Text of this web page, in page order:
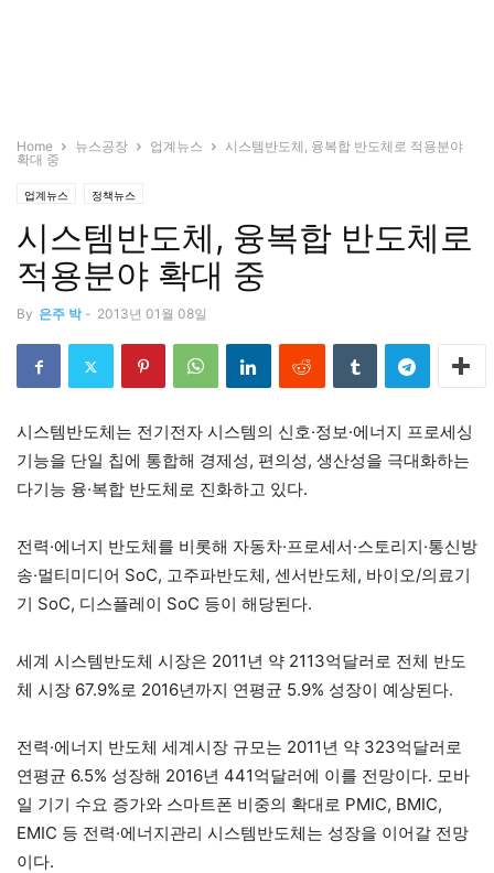
Home 뉴스공장 업계뉴스
시스템반도체, 융복합 반도체로 적용분야
확대 중
업계뉴스 정책뉴스
시스템반도체, 융복합 반도체로
적용분야 확대 중
By 은주 박 - 2013년 01월 08일
시스템반도체는 전기전자 시스템의 신호·정보·에너지 프로세싱
기능을 단일 칩에 통합해 경제성, 편의성, 생산성을 극대화하는
다기능 융·복합 반도체로 진화하고 있다.
전력·에너지 반도체를 비롯해 자동차·프로세서·스토리지·통신방
송·멀티미디어 SoC, 고주파반도체, 센서반도체, 바이오/의료기
기 SoC, 디스플레이 SoC 등이 해당된다.
세계 시스템반도체 시장은 2011년 약 2113억달러로 전체 반도
체 시장 67.9%로 2016년까지 연평균 5.9% 성장이 예상된다.
전력·에너지 반도체 세계시장 규모는 2011년 약 323억달러로
연평균 6.5% 성장해 2016년 441억달러에 이를 전망이다. 모바
일 기기 수요 증가와 스마트폰 비중의 확대로 PMIC, BMIC,
EMIC 등 전력·에너지관리 시스템반도체는 성장을 이어갈 전망
이다.